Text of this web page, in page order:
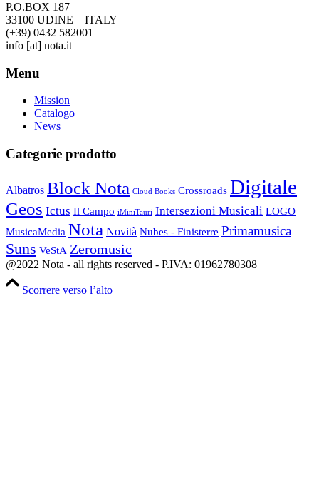
P.O.BOX 187
33100 UDINE – ITALY
(+39) 0432 582001
info [at] nota.it
Menu
Mission
Catalogo
News
Categorie prodotto
Albatros Block Nota Cloud Books Crossroads Digitale
Geos Ictus Il Campo iMiniTauri Intersezioni Musicali LOGO
MusicaMedia Nota Novità Nubes - Finisterre Primamusica
Suns VeStA Zeromusic
@2022 Nota - all rights reserved - P.IVA: 01962780308
Scorrere verso l’alto